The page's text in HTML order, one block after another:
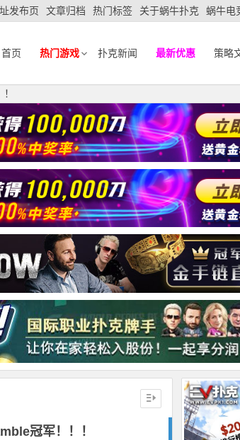
发布页 文章归档 热门标签 关于蜗牛扑克 蜗牛电
首页 热门游戏 扑克新闻 最新优惠 策略
冠军！！！